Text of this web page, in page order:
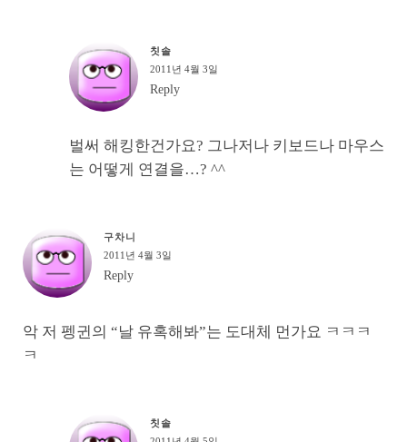
칫솔
2011년 4월 3일
Reply
벌써 해킹한건가요? 그나저나 키보드나 마우스
는 어떻게 연결을…? ^^
구차니
2011년 4월 3일
Reply
악 저 펭귄의 “날 유혹해봐”는 도대체 먼가요 ㅋㅋㅋ
ㅋ
칫솔